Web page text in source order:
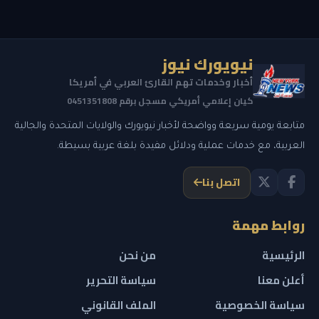
نيويورك نيوز
أخبار وخدمات تهم القارئ العربي في أمريكا
كيان إعلامي أمريكي مسجل برقم 0451351808
متابعة يومية سريعة وواضحة لأخبار نيويورك والولايات المتحدة والجالية
العربية، مع خدمات عملية ودلائل مفيدة بلغة عربية بسيطة.
اتصل بنا
روابط مهمة
الرئيسية
من نحن
أعلن معنا
سياسة التحرير
سياسة الخصوصية
الملف القانوني